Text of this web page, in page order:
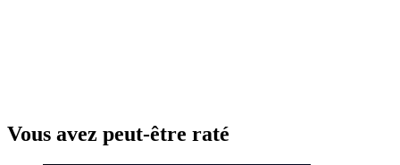
Vous avez peut-être raté